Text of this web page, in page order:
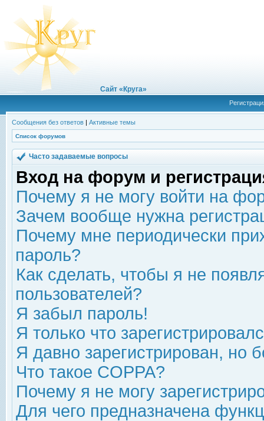
Сайт «Круга»
Сообщения без ответов | Активные темы
Список форумов
Часто задаваемые вопросы
Вход на форум и
Почему я не могу войти на
Зачем вообще нужна
Почему мне периодически
пароль?
Как сделать, чтобы я не
пользователей?
Я забыл пароль!
Я только что
Я давно зарегистрирован, но
Что такое COPPA?
Почему я не могу
Для чего предназначена